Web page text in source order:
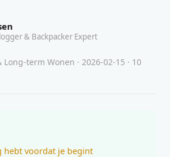
& Backpacker Expert
term Wonen · 2026-02-15 · 10
hebt voordat je begint